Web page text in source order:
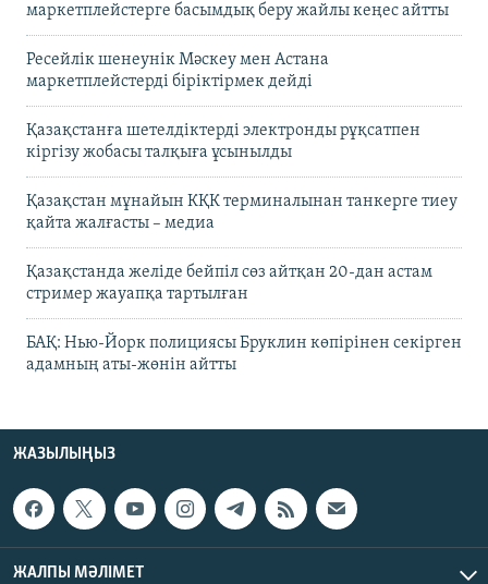
маркетплейстерге басымдық беру жайлы кеңес айтты
Ресейлік шенеунік Мәскеу мен Астана
маркетплейстерді біріктірмек дейді
Қазақстанға шетелдіктерді электронды рұқсатпен
кіргізу жобасы талқыға ұсынылды
Қазақстан мұнайын КҚК терминалынан танкерге тиеу
қайта жалғасты – медиа
Қазақстанда желіде бейпіл сөз айтқан 20-дан астам
стример жауапқа тартылған
БАҚ: Нью-Йорк полициясы Бруклин көпірінен секірген
адамның аты-жөнін айтты
ЖАЗЫЛЫҢЫЗ
ЖАЛПЫ МӘЛІМЕТ